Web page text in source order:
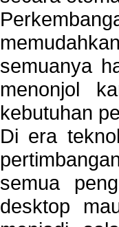
semuanya
menonjol
kebutuhan
Di era
semua
desktop